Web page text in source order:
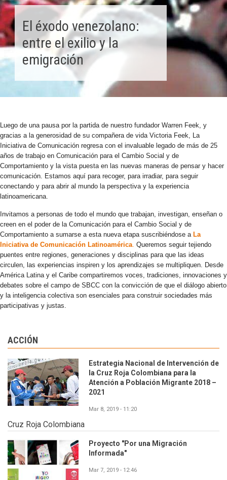
El éxodo venezolano:
entre el exilio y la
emigración
Luego de una pausa por la partida de nuestro fundador Warren Feek, y
gracias a la generosidad de su compañera de vida Victoria Feek, La
Iniciativa de Comunicación regresa con el invaluable legado de más de 25
años de trabajo en Comunicación para el Cambio Social y de
Comportamiento y la vista puesta en las nuevas maneras de pensar y hacer
comunicación. Estamos aquí para recoger, para irradiar, para seguir
conectando y para abrir al mundo la perspectiva y la experiencia
latinoamericana.
Invitamos a personas de todo el mundo que trabajan, investigan, enseñan o
creen en el poder de la Comunicación para el Cambio Social y de
Comportamiento a sumarse a esta nueva etapa suscribiéndose a La
Iniciativa de Comunicación Latinoamérica. Queremos seguir tejiendo
puentes entre regiones, generaciones y disciplinas para que las ideas
circulen, las experiencias inspiren y los aprendizajes se multipliquen. Desde
América Latina y el Caribe compartiremos voces, tradiciones, innovaciones y
debates sobre el campo de SBCC con la convicción de que el diálogo abierto
y la inteligencia colectiva son esenciales para construir sociedades más
participativas y justas.
ACCIÓN
Estrategia Nacional de Intervención de
la Cruz Roja Colombiana para la
Atención a Población Migrante 2018 –
2021
Mar 8, 2019 - 11:20
Cruz Roja Colombiana
Proyecto "Por una Migración
Informada"
Mar 7, 2019 - 12:46